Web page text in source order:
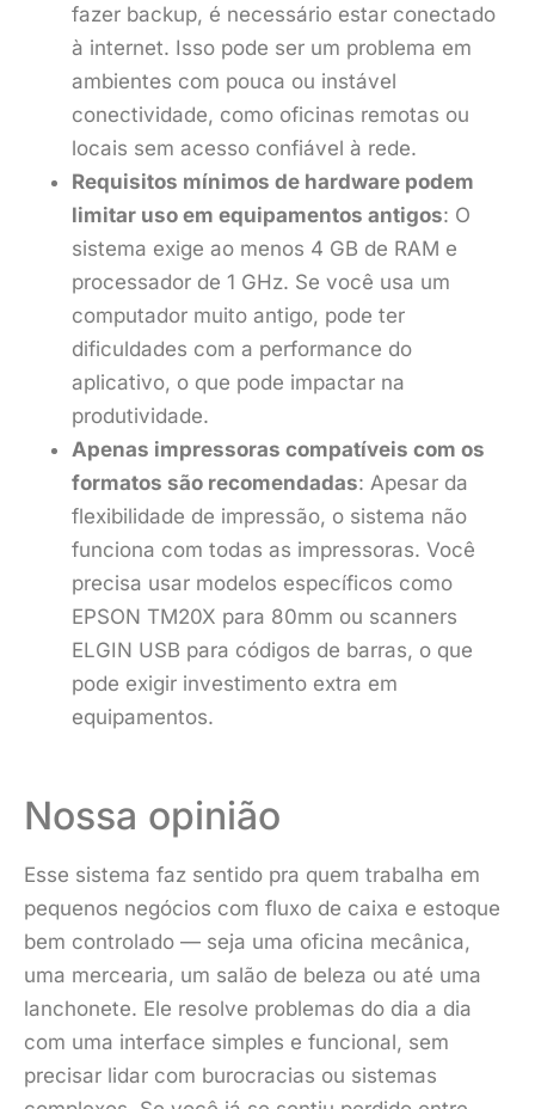
fazer backup, é necessário estar conectado
à internet. Isso pode ser um problema em
ambientes com pouca ou instável
conectividade, como oficinas remotas ou
locais sem acesso confiável à rede.
Requisitos mínimos de hardware podem
limitar uso em equipamentos antigos: O
sistema exige ao menos 4 GB de RAM e
processador de 1 GHz. Se você usa um
computador muito antigo, pode ter
dificuldades com a performance do
aplicativo, o que pode impactar na
produtividade.
Apenas impressoras compatíveis com os
formatos são recomendadas: Apesar da
flexibilidade de impressão, o sistema não
funciona com todas as impressoras. Você
precisa usar modelos específicos como
EPSON TM20X para 80mm ou scanners
ELGIN USB para códigos de barras, o que
pode exigir investimento extra em
equipamentos.
Nossa opinião
Esse sistema faz sentido pra quem trabalha em
pequenos negócios com fluxo de caixa e estoque
bem controlado — seja uma oficina mecânica,
uma mercearia, um salão de beleza ou até uma
lanchonete. Ele resolve problemas do dia a dia
com uma interface simples e funcional, sem
precisar lidar com burocracias ou sistemas